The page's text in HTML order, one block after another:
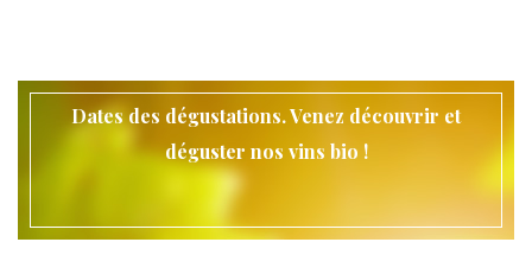
Dates des dégustations. Venez découvrir et
déguster nos vins bio !